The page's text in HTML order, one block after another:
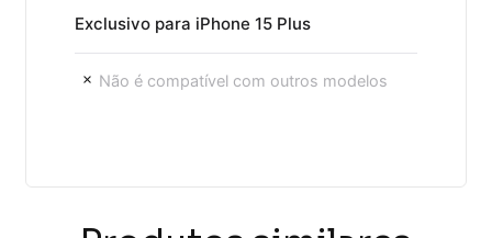
Exclusivo para iPhone 15 Plus
× Não é compatível com outros modelos